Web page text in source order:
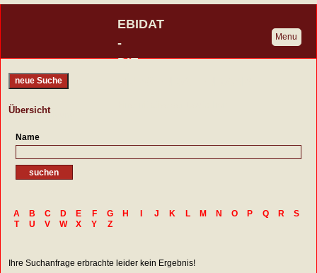
EBIDAT
-
DIE
Burgenvereinigung
Menu
neue Suche
Übersicht
Name
A B C D E F G H J K L M N O P Q R
S
T
U V W X Y Z
Ihre Suchanfrage erbrachte leider kein Ergebnis!